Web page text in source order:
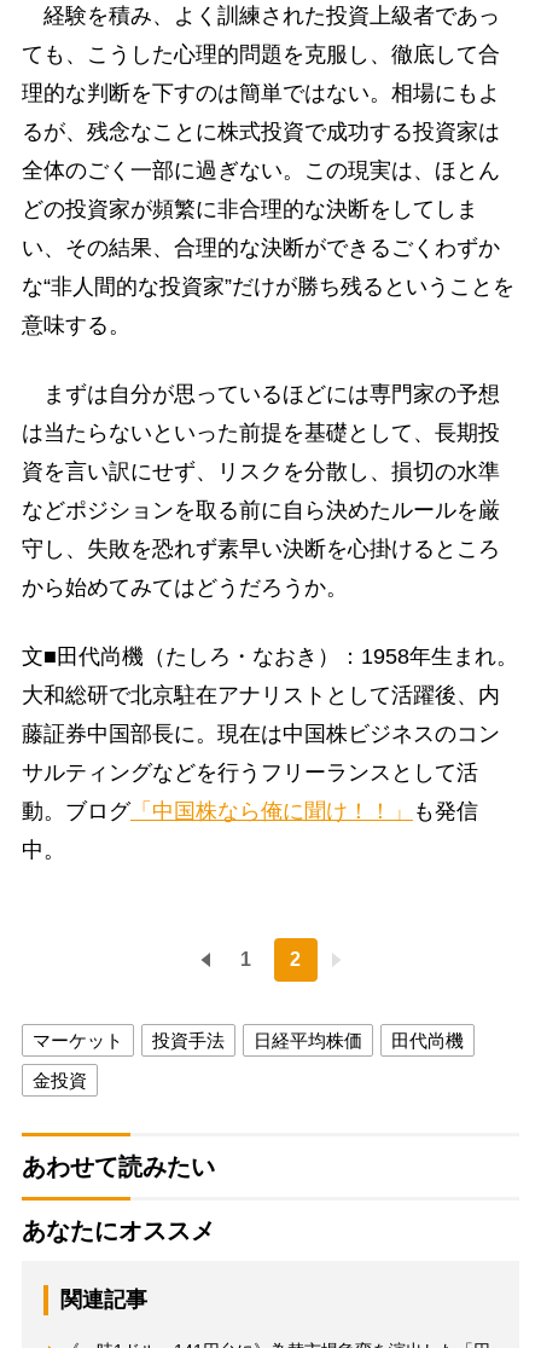
経験を積み、よく訓練された投資上級者であっ
ても、こうした心理的問題を克服し、徹底して合
理的な判断を下すのは簡単ではない。相場にもよ
るが、残念なことに株式投資で成功する投資家は
全体のごく一部に過ぎない。この現実は、ほとん
どの投資家が頻繁に非合理的な決断をしてしま
い、その結果、合理的な決断ができるごくわずか
な“非人間的な投資家”だけが勝ち残るということを
意味する。
まずは自分が思っているほどには専門家の予想
は当たらないといった前提を基礎として、長期投
資を言い訳にせず、リスクを分散し、損切の水準
などポジションを取る前に自ら決めたルールを厳
守し、失敗を恐れず素早い決断を心掛けるところ
から始めてみてはどうだろうか。
文■田代尚機（たしろ・なおき）：1958年生まれ。
大和総研で北京駐在アナリストとして活躍後、内
藤証券中国部長に。現在は中国株ビジネスのコン
サルティングなどを行うフリーランスとして活
動。ブログ「中国株なら俺に聞け！！」
も発信
中。
1 2
マーケット 投資手法 日経平均株価
田代尚機
金投資
あわせて読みたい
あなたにオススメ
関連記事